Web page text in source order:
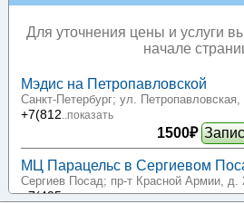
Для уточнения цены и услуги
начале
Мэдис на Петропавловской
Санкт-Петербург; ул.
+7(812 ..показать
1500₽
МЦ Парацельс в Сергиевом
Сергиев Посад; пр-т Красной Армии, д.
+7(495..показать